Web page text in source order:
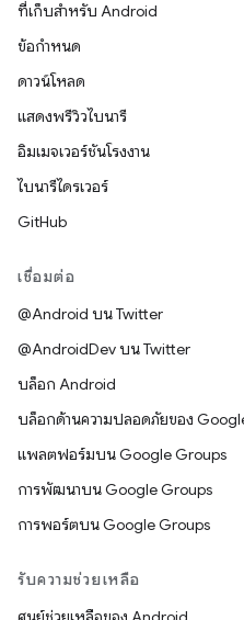
ที่เก็บสำหรับ Android
ข้อกำหนด
ดาวน์โหลด
แสดงพรีวิวไบนารี
อิมเมจเวอร์ชันโรงงาน
ไบนารีไดรเวอร์
GitHub
เชื่อมต่อ
@Android บน Twitter
@AndroidDev บน Twitter
บล็อก Android
บล็อกด้านความปลอดภัยของ
แพลตฟอร์มบน Google Groups
การพัฒนาบน Google Groups
การพอร์ตบน Google Groups
รับความช่วยเหลือ